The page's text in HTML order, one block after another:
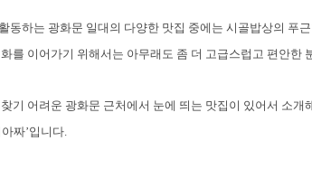
동하는 광화문 일대의 다양한 맛집 중에는 시골밥상의 푸
를 이어가기 위해서는 아무래도 좀 더 고급스럽고 편안한
기 어려운 광화문 근처에서 눈에 띄는 맛집이 있어서 소개
짜’입니다.